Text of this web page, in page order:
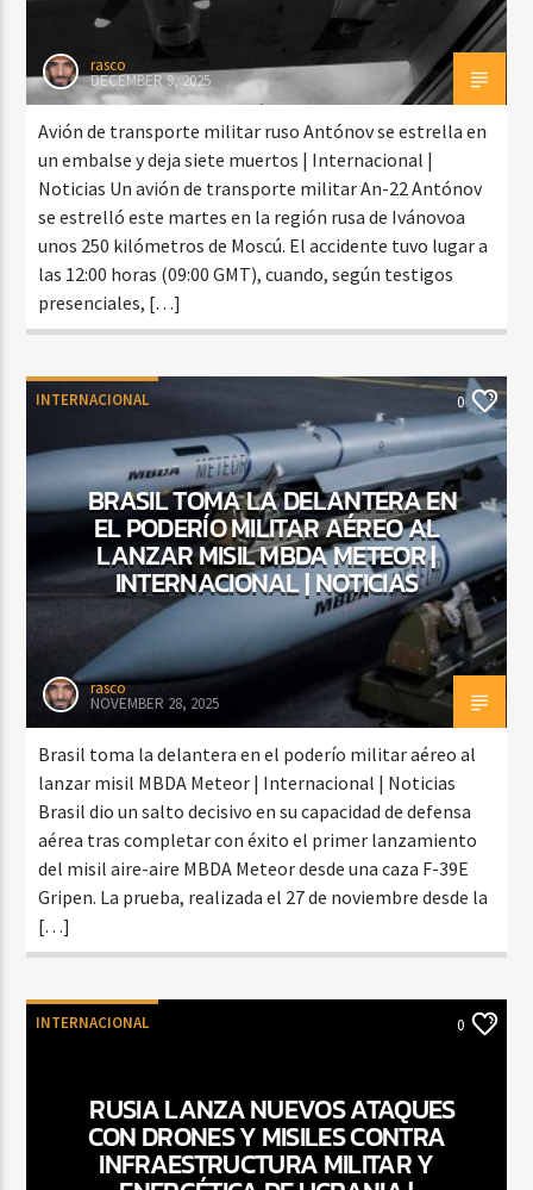
rasco
DECEMBER 9, 2025
Avión de transporte militar ruso Antónov se estrella en
un embalse y deja siete muertos | Internacional |
Noticias Un avión de transporte militar An-22 Antónov
se estrelló este martes en la región rusa de Ivánovoa
unos 250 kilómetros de Moscú. El accidente tuvo lugar a
las 12:00 horas (09:00 GMT), cuando, según testigos
presenciales, […]
INTERNACIONAL 0
BRASIL TOMA LA DELANTERA EN
EL PODERÍO MILITAR AÉREO AL
LANZAR MISIL MBDA METEOR |
INTERNACIONAL | NOTICIAS
rasco
NOVEMBER 28, 2025
Brasil toma la delantera en el poderío militar aéreo al
lanzar misil MBDA Meteor | Internacional | Noticias
Brasil dio un salto decisivo en su capacidad de defensa
aérea tras completar con éxito el primer lanzamiento
del misil aire-aire MBDA Meteor desde una caza F-39E
Gripen. La prueba, realizada el 27 de noviembre desde la
[…]
INTERNACIONAL 0
RUSIA LANZA NUEVOS ATAQUES
CON DRONES Y MISILES CONTRA
INFRAESTRUCTURA MILITAR Y